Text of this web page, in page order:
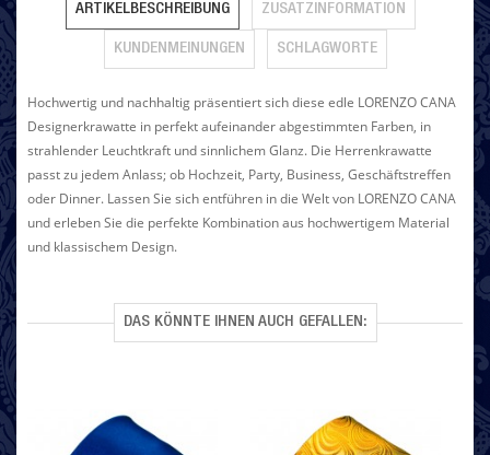
ARTIKELBESCHREIBUNG ZUSATZINFORMATION
KUNDENMEINUNGEN SCHLAGWORTE
Hochwertig und nachhaltig präsentiert sich diese edle LORENZO CANA
Designerkrawatte in perfekt aufeinander abgestimmten Farben, in
strahlender Leuchtkraft und sinnlichem Glanz. Die Herrenkrawatte
passt zu jedem Anlass; ob Hochzeit, Party, Business, Geschäftstreffen
oder Dinner. Lassen Sie sich entführen in die Welt von LORENZO CANA
und erleben Sie die perfekte Kombination aus hochwertigem Material
und klassischem Design.
DAS KÖNNTE IHNEN AUCH GEFALLEN: